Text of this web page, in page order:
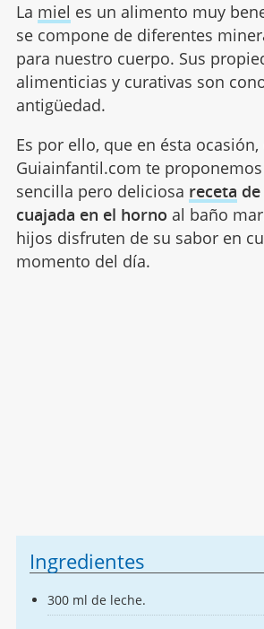
La miel es un alimento muy
se compone de diferentes
para nuestro cuerpo. Sus
alimenticias y curativas son
antigüedad.
Es por ello, que en ésta ocasión,
Guiainfantil.com te
sencilla pero deliciosa receta
cuajada en el horno al baño
hijos disfruten de su sabor en
momento del día.
Ingredientes
300 ml de leche.